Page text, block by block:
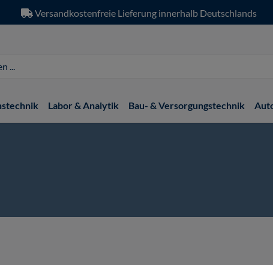
Versandkostenfreie Lieferung innerhalb Deutschlands
Labor & Analytik Bau- & Versorgungstechnik